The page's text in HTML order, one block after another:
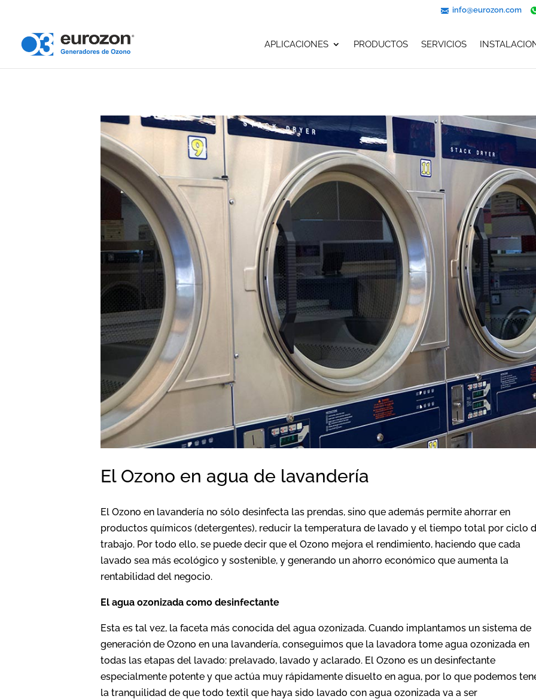
info@eurozon.com
APLICACIONES PRODUCTOS SERVICIOS
El Ozono en agua de lavandería
El Ozono en lavandería no sólo desinfecta las prendas, sino que además permite ahorrar en
productos químicos (detergentes), reducir la temperatura de lavado y el tiempo total por ciclo
trabajo. Por todo ello, se puede decir que el Ozono mejora el rendimiento, haciendo que cada
lavado sea más ecológico y sostenible, y generando un ahorro económico que aumenta la
rentabilidad del negocio.
El agua ozonizada como desinfectante
Esta es tal vez, la faceta más conocida del agua ozonizada. Cuando implantamos un sistema de
generación de Ozono en una lavandería, conseguimos que la lavadora tome agua ozonizada en
todas las etapas del lavado: prelavado, lavado y aclarado. El Ozono es un desinfectante
especialmente potente y que actúa muy rápidamente disuelto en agua, por lo que podemos
la tranquilidad de que todo textil que haya sido lavado con agua ozonizada va a ser